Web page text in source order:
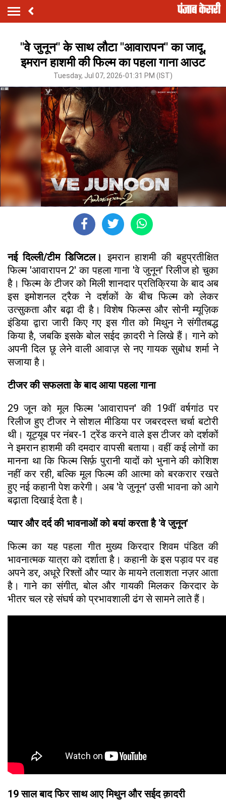
''वे जुनून'' के साथ लौटा ''आवारापन'' का जादू,
इमरान हाशमी की फिल्म का पहला गाना आउट
Tuesday, Jul 07, 2026-01:31 PM (IST)
नई दिल्ली/टीम डिजिटल।इमरान हाशमी की बहुप्रतीक्षित
फिल्म 'आवारापन 2' का पहला गाना 'वे जुनून' रिलीज हो चुका
है। फिल्म के टीजर को मिली शानदार प्रतिक्रिया के बाद अब
इस इमोशनल ट्रैक ने दर्शकों के बीच फिल्म को लेकर
उत्सुकता और बढ़ा दी है। विशेष फिल्म्स और सोनी म्यूज़िक
इंडिया द्वारा जारी किए गए इस गीत को मिथुन ने संगीतबद्ध
किया है, जबकि इसके बोल सईद क़ादरी ने लिखे हैं। गाने को
अपनी दिल छू लेने वाली आवाज़ से नए गायक सुबोध शर्मा ने
सजाया है।
टीजर की सफलता के बाद आया पहला गाना
29 जून को मूल फिल्म 'आवारापन' की 19वीं वर्षगांठ पर
रिलीज हुए टीजर ने सोशल मीडिया पर जबरदस्त चर्चा बटोरी
थी। यूट्यूब पर नंबर-1 ट्रेंड करने वाले इस टीजर को दर्शकों
ने इमरान हाशमी की दमदार वापसी बताया। वहीं कई लोगों का
मानना था कि फिल्म सिर्फ़ पुरानी यादों को भुनाने की कोशिश
नहीं कर रही, बल्कि मूल फिल्म की आत्मा को बरकरार रखते
हुए नई कहानी पेश करेगी। अब 'वे जुनून' उसी भावना को आगे
बढ़ाता दिखाई देता है।
प्यार और दर्द की भावनाओं को बयां करता है 'वे जुनून'
फिल्म का यह पहला गीत मुख्य किरदार शिवम पंडित की
भावनात्मक यात्रा को दर्शाता है। कहानी के इस पड़ाव पर वह
अपने डर, अधूरे रिश्तों और प्यार के मायने तलाशता नज़र आता
है। गाने का संगीत, बोल और गायकी मिलकर किरदार के
भीतर चल रहे संघर्ष को प्रभावशाली ढंग से सामने लाते हैं।
19 साल बाद फिर साथ आए मिथुन और सईद क़ादरी